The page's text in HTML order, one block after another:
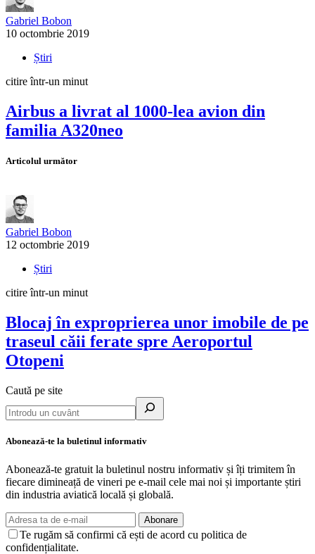
Gabriel Bobon
10 octombrie 2019
Știri
citire într-un minut
Airbus a livrat al 1000-lea avion din
familia A320neo
Articolul următor
Gabriel Bobon
12 octombrie 2019
Știri
citire într-un minut
Blocaj în exproprierea unor imobile de pe
traseul căii ferate spre Aeroportul
Otopeni
Caută pe site
Abonează-te la buletinul informativ
Abonează-te gratuit la buletinul nostru informativ și îți trimitem în
fiecare dimineață de vineri pe e-mail cele mai noi și importante știri
din industria aviatică locală și globală.
Abonare
Te rugăm să confirmi că ești de acord cu politica de
confidențialitate.